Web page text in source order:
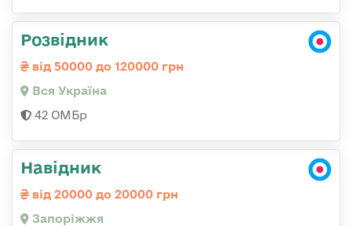
Розвідник
від 50000 до 120000 грн
Вся Україна
42 ОМБр
Навідник
від 20000 до 20000 грн
Запоріжжя